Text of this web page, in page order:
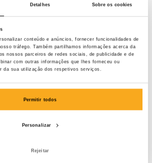
Detalhes Sobre os cookies
conteúdo e anúncios, fornecer funcionalidades de
tráfego. Também partilhamos informações acerca da
nossos parceiros de redes sociais, de publicidade e de
com outras informações que lhes forneceu ou
da sua utilização dos respetivos serviços.
Permitir todos
Personalizar
Rejeitar